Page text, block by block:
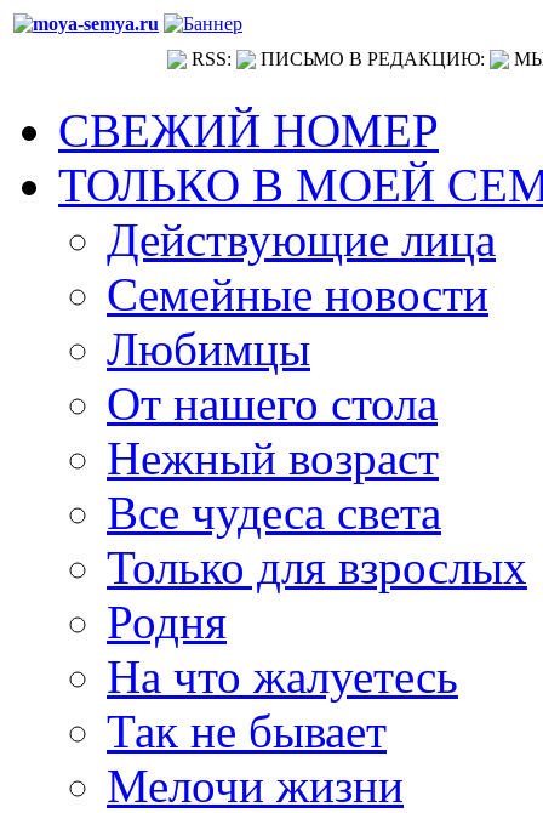
RSS: ПИСЬМО В РЕДАКЦИЮ:
СВЕЖИЙ НОМЕР
ТОЛЬКО В МОЕЙ
Действующие лица
Семейные новости
Любимцы
От нашего стола
Нежный возраст
Все чудеса света
Только для взрослых
Родня
На что жалуетесь
Так не бывает
Мелочи жизни